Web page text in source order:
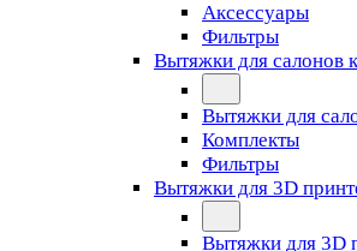
Аксессуары
Фильтры
Вытяжки для салонов
Вытяжки для
Комплекты
Фильтры
Вытяжки для 3D
Вытяжки для 3D